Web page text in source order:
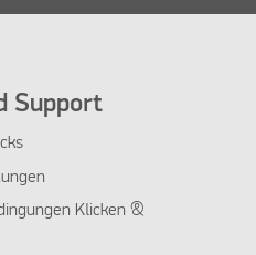
Support
Klicken &